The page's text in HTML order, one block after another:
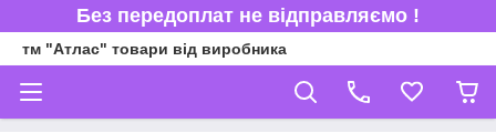
Без передоплат не відправляємо !
тм "Атлас" товари від виробника